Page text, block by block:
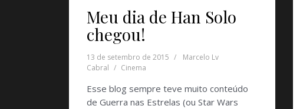
Meu dia de Han Solo
chegou!
13 de setembro de 2015
Marcelo Lv
Cabral
Cinema
Esse blog sempre teve muito conteúdo
de Guerra nas Estrelas (ou Star Wars